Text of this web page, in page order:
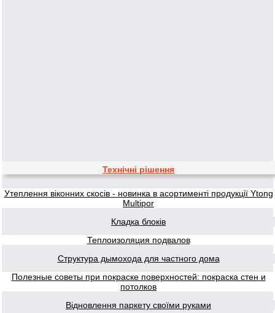
Технічні рішення
Утеплення віконних скосів - новинка в асортименті продукції Ytong
Multipor
Кладка блоків
Теплоизоляция подвалов
Структура дымохода для частного дома
Полезные советы при покраске поверхностей: покраска стен и
потолков
Відновлення паркету своїми руками